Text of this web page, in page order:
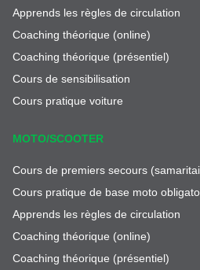
Apprends les règles de circulation
Coaching théorique (online)
Coaching théorique (présentiel)
Cours de sensibilisation
Cours pratique voiture
MOTO/SCOOTER
Cours de premiers secours
Cours pratique de base moto
Apprends les règles de circulation
Coaching théorique (online)
Coaching théorique (présentiel)